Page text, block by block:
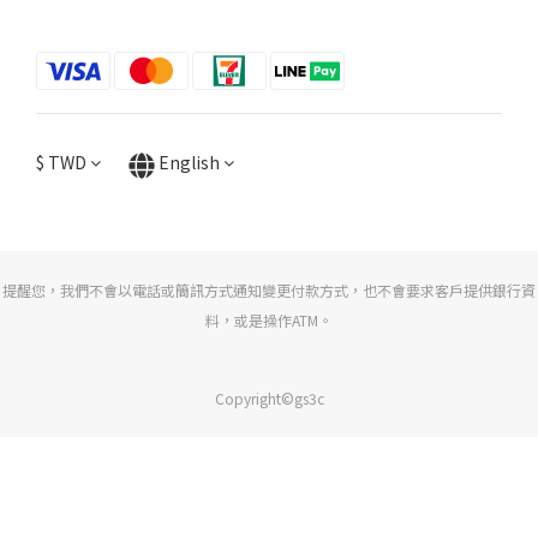
$ TWD English
提醒您，我們不會以電話或簡訊方式通知變更付款方式，也不會要求客戶提供銀行資
料，或是操作ATM。
Copyright©gs3c